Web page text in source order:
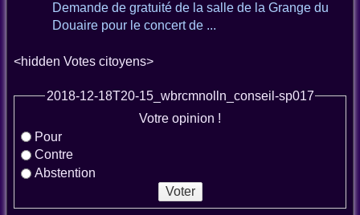
Demande de gratuité de la salle de la Grange du
Douaire pour le concert de ...
<hidden Votes citoyens>
2018-12-18T20-15_wbrcmnolln_conseil-sp017
Votre opinion !
Pour
Contre
Abstention